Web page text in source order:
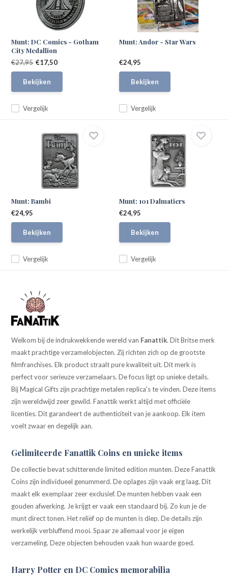
Munt: DC Comics - Gotham
City Medallion
Vergelijk
€27,95 €17,50
Bekijken
Munt: Andor - Star Wars
Vergelijk
€24,95
Bekijken
Munt: Bambi
Vergelijk
€24,95
Bekijken
Munt: 101 Dalmatiers
Vergelijk
€24,95
Bekijken
Welkom bij de indrukwekkende wereld van Fanattik. Dit Britse merk
maakt prachtige verzamelobjecten. Zij richten zich op de grootste
filmfranchises. Elk product straalt pure kwaliteit uit. Dit merk is
perfect voor serieuze verzamelaars. De focus ligt op unieke details.
Bij Magical Gifts zijn prachtige metalen replica's te vinden. Deze items
zijn wereldwijd zeer gewild. Fanattik werkt altijd met officiële
licenties. Dit garandeert de authenticiteit van je aankoop. Elk item
voelt zwaar en degelijk aan.
Gelimiteerde Fanattik Coins en unieke items
De collectie bevat schitterende limited edition munten. Deze Fanattik
Coins zijn individueel genummerd. De oplages zijn vaak erg laag. Dit
maakt elk exemplaar zeer exclusief. De munten hebben vaak een
gouden afwerking. Je krijgt er vaak een standaard bij. Zo kun je de
munt direct tonen. Het reliëf op de munten is diep. De details zijn
werkelijk verbluffend mooi. Spaar ze allemaal voor je eigen
verzameling. Deze objecten behouden vaak hun waarde goed.
Harry Potter en DC Comics memorabilia